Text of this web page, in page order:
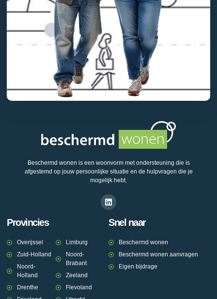
Beschermd wonen is een woonvorm met ondersteuning die is
afgestemd op jouw persoonlijke situatie en de hulpvragen die je
mogelijk hebt.
Provincies
Overijssel
Zuid-Holland
Noord-
Holland
Drenthe
Limburg
Noord-
Brabant
Zeeland
Flevoland
Snel naar
Beschermd wonen
Beschermd wonen aanvragen
Eigen bijdrage